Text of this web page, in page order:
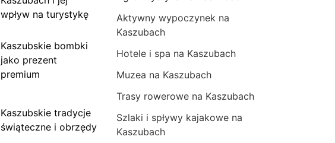
wpływ na turystykę
Kaszubskie bombki
jako prezent
premium
Kaszubskie tradycje
świąteczne i obrzędy
Aktywny wypoczynek na
Kaszubach
Hotele i spa na Kaszubach
Muzea na Kaszubach
Trasy rowerowe na Kaszubach
Szlaki i spływy kajakowe na
Kaszubach